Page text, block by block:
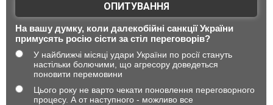
ОПИТУВАННЯ
На вашу думку, коли далекобійні санкції України
примусять росію сісти за стіл переговорів?
У найближчі місяці удари України по росії стануть
настільки болючими, що агресору доведеться
поновити перемовини
Цього року не варто чекати поновлення переговорного
процесу. А от наступного - можливо все